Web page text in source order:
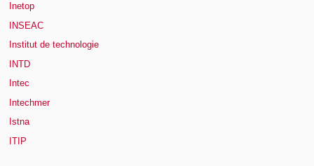
Inetop
INSEAC
Institut de technologie
INTD
Intec
Intechmer
Istna
ITIP